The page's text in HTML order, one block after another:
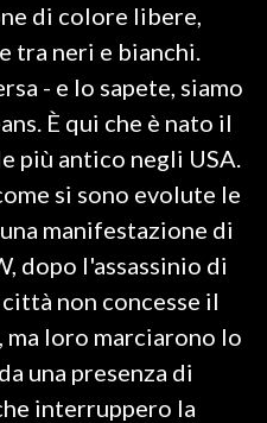
di colore libere,
tra neri e bianchi.
- e lo sapete, siamo
È qui che è nato il
più antico negli USA.
si sono evolute le
manifestazione di
dopo l'assassinio di
non concesse il
ma loro marciarono lo
una presenza di
interruppero la